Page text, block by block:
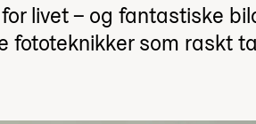
livet – og fantastiske
som raskt